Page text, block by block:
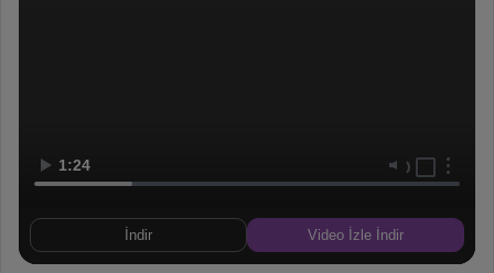
1:24
İndir Video İzle İndir